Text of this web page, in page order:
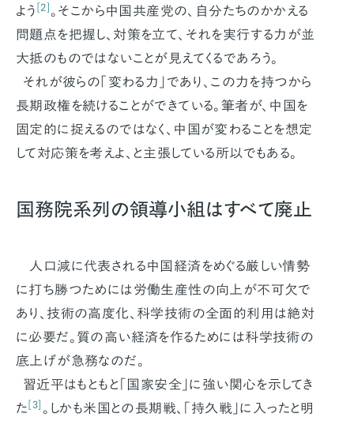
よう [2] 。そこから中国共産党の、自分たちのかかえる
問題点を把握し、対策を立て、それを実行する力が並
大抵のものではないことが見えてくるであろう。
それが彼らの「変わる力」であり、この力を持つから
長期政権を続けることができている。筆者が、中国を
固定的に捉えるのではなく、中国が変わることを想定
して対応策を考えよ、と主張している所以でもある。
国務院系列の領導小組はすべて廃止
人口減に代表される中国経済をめぐる厳しい情勢
に打ち勝つためには労働生産性の向上が不可欠で
あり、技術の高度化、科学技術の全面的利用は絶対
に必要だ。質の高い経済を作るためには科学技術の
底上げが急務なのだ。
習近平はもともと｢国家安全｣に強い関心を示してき
た [3] 。しかも米国との長期戦、｢持久戦｣に入ったと明